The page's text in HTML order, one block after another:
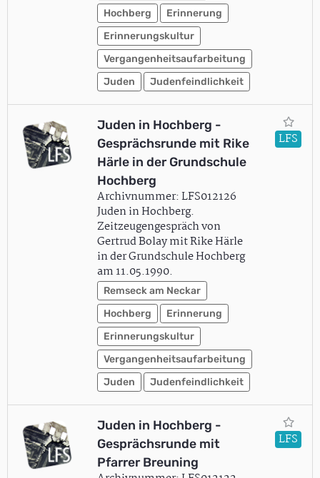
Hochberg
Erinnerung
Erinnerungskultur
Vergangenheitsaufarbeitung
Juden
Judenfeindlichkeit
Juden in Hochberg -
Gesprächsrunde mit Rike
Härle in der Grundschule
Hochberg
Archivnummer: LFS012126
Juden in Hochberg.
Zeitzeugengespräch von
Gertrud Bolay mit Rike Härle
in der Grundschule Hochberg
am 11.05.1990.
Remseck am Neckar
Hochberg
Erinnerung
Erinnerungskultur
Vergangenheitsaufarbeitung
Juden
Judenfeindlichkeit
LFS
Juden in Hochberg -
Gesprächsrunde mit
Pfarrer Breuning
LFS